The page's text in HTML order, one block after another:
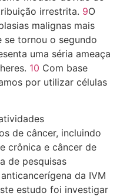
irrestrita. 9O
malignas mais
se tornou o segundo
uma séria ameaça
10 Com base
por utilizar células
de câncer, incluindo
crônica e câncer de
de pesquisas
da IVM
estudo foi investigar